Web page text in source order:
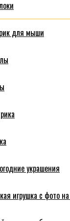
для мыши
украшения
игрушка с фото